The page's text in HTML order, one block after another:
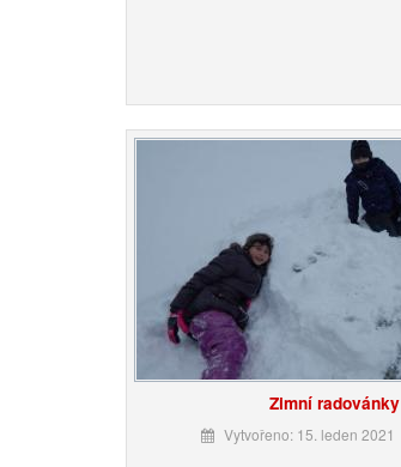
Zimní radovánky
Vytvořeno: 15. leden 2021